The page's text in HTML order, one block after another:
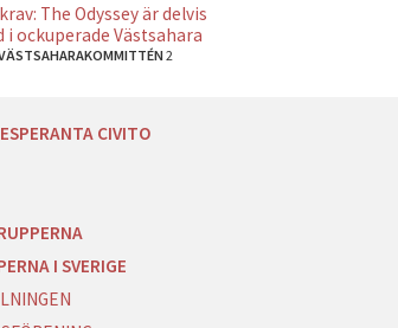
The Odyssey är delvis
i ockuperade Västsahara
2
ESPERANTA CIVITO
I SVERIGE